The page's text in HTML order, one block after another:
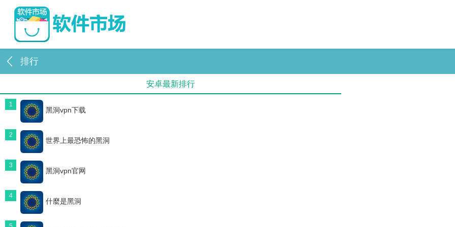
排行
安卓最新排行
1
黑洞vpn下载
2
世界上最恐怖的黑洞
3
黑洞vpn官网
4
什麼是黑洞